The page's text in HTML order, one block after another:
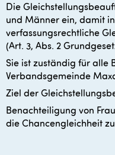
Gleichstellung
Die
und Männer ein, damit
verfassungsrechtliche
(Art. 3, Abs. 2
Sie ist zuständig für alle
Verbandsgemeinde
Ziel der
Benachteiligung von
die Chancengleichheit